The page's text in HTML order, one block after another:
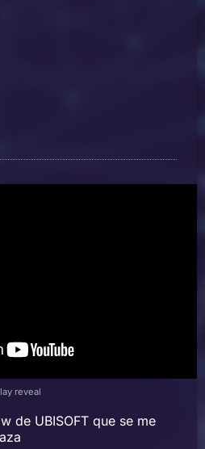
reveal
de UBISOFT que se me